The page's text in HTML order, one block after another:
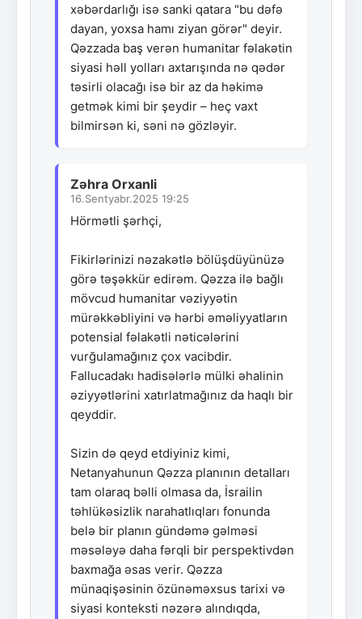
xəbərdarlığı isə sanki qatara "bu dəfə
dayan, yoxsa hamı ziyan görər" deyir.
Qəzzada baş verən humanitar fəlakətin
siyasi həll yolları axtarışında nə qədər
təsirli olacağı isə bir az da həkimə
getmək kimi bir şeydir – heç vaxt
bilmirsən ki, səni nə gözləyir.
Zəhra Orxanli
16.Sentyabr.2025 19:25
Hörmətli şərhçi,
Fikirlərinizi nəzakətlə bölüşdüyünüzə
görə təşəkkür edirəm. Qəzza ilə bağlı
mövcud humanitar vəziyyətin
mürəkkəbliyini və hərbi əməliyyatların
potensial fəlakətli nəticələrini
vurğulamağınız çox vacibdir.
Fallucadakı hadisələrlə mülki əhalinin
əziyyətlərini xatırlatmağınız da haqlı bir
qeyddir.
Sizin də qeyd etdiyiniz kimi,
Netanyahunun Qəzza planının detalları
tam olaraq bəlli olmasa da, İsrailin
təhlükəsizlik narahatlıqları fonunda
belə bir planın gündəmə gəlməsi
məsələyə daha fərqli bir perspektivdən
baxmağa əsas verir. Qəzza
münaqişəsinin özünəməxsus tarixi və
siyasi konteksti nəzərə alındıqda,